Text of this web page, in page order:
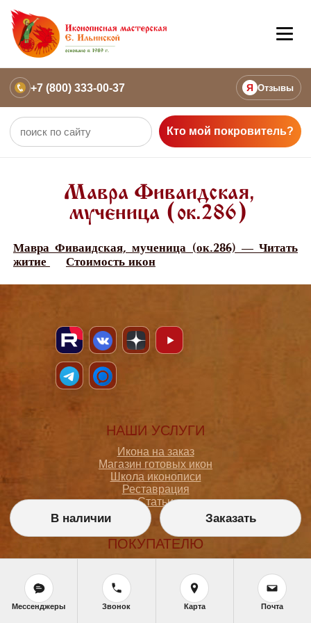
+7 (800) 333-00-37 Я Отзывы
Кто мой покровитель?
Мавра Фиваидская,
мученица (ок.286)
Мавра Фиваидская, мученица (ок.286) — Читать
житие
Стоимость икон
НАШИ УСЛУГИ
Икона на заказ
Магазин готовых икон
Школа иконописи
Реставрация
Статьи
ПОКУПАТЕЛЮ
Как сделать заказ
Доставка и оплата
Политика конфиденциальности
В наличии Заказать
Мессенджеры Звонок Карта Почта